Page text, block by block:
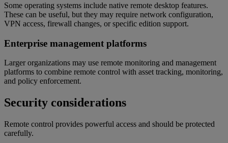
Some operating systems include native remote desktop features.
These can be useful, but they may require network configuration,
VPN access, firewall changes, or specific edition support.
Enterprise management platforms
Larger organizations may use remote monitoring and management
platforms to combine remote control with asset tracking, monitoring,
and policy enforcement.
Security considerations
Remote control provides powerful access and should be protected
carefully.